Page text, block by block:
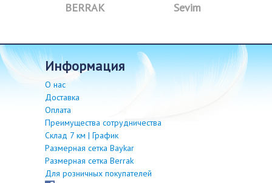
BERRAK Sevim
информация
О нас
Доставка
Оплата
Преимущества сотрудничества
Склад 7 км | График
Размерная сетка Baykar
Размерная сетка Berrak
Для розничных покупателей